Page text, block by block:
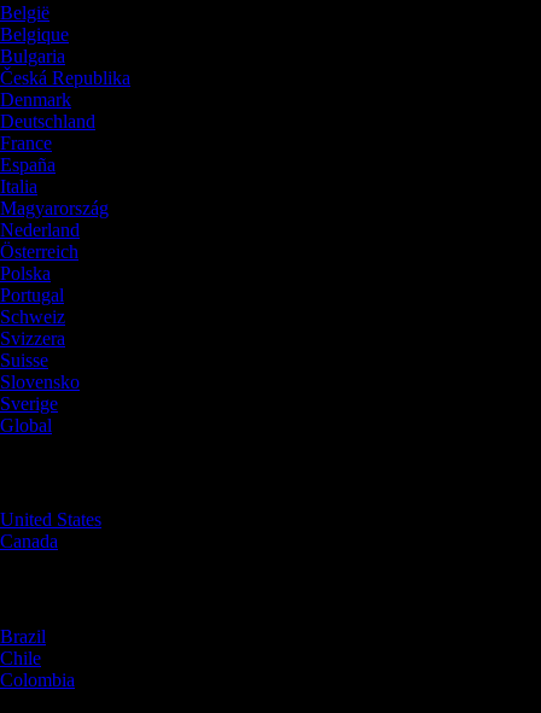
België
Belgique
Bulgaria
Česká Republika
Denmark
Deutschland
France
España
Italia
Magyarország
Nederland
Österreich
Polska
Portugal
Schweiz
Svizzera
Suisse
Slovensko
Sverige
Global
United States
Canada
Brazil
Chile
Colombia